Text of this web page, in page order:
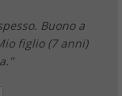
Buono a
figlio (7 anni)